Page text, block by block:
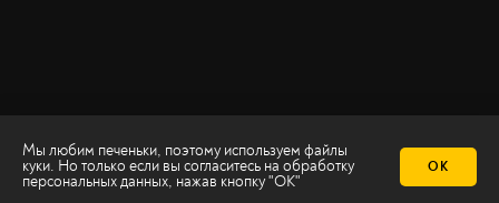
Мы любим печеньки, поэтому используем файлы
куки. Но только если вы согласитесь на обработку
персональных данных, нажав кнопку "ОК"
ОК